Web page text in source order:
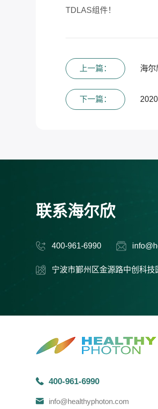
TDLAS组件！
上一篇： 海
下一篇：
联系海尔欣
400-961-6990
宁波市鄞州区金源路中创科技
400-961-6990
info@healthyphoton.com